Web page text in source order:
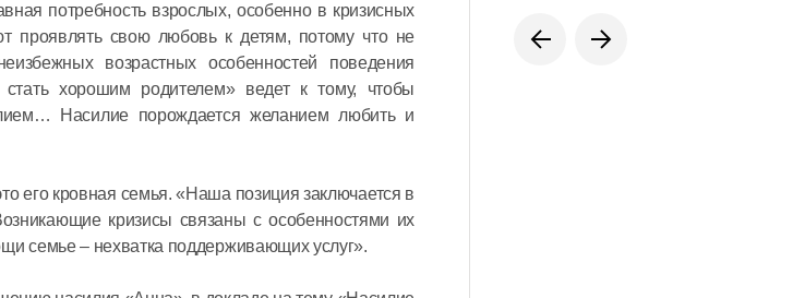
потребность взрослых, особенно в кризисных
проявлять свою любовь к детям, потому что не
возрастных особенностей поведения
хорошим родителем» ведет к тому, чтобы
Насилие порождается желанием любить и
его кровная семья. «Наша позиция заключается в
кризисы связаны с особенностями их
семье – нехватка поддерживающих услуг».